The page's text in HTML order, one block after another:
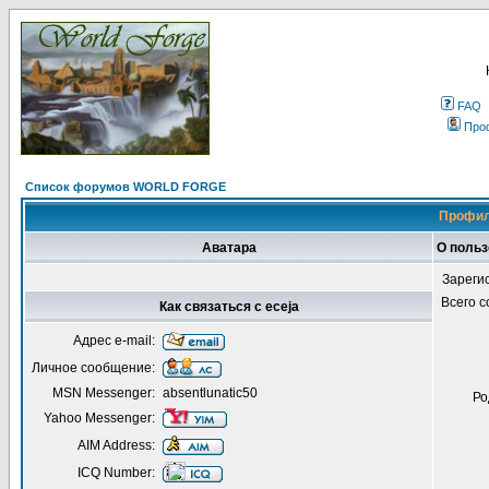
FAQ
Список форумов WORLD FORGE
Аватара О
Всего
Как связаться с eceja
Адрес e-mail:
Личное сообщение:
MSN Messenger: absentlunatic50
Yahoo Messenger:
AIM Address:
ICQ Number: